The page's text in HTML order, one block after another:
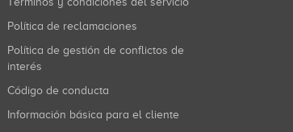
Política de reclamaciones
Política de gestión de conflictos de
interés
Código de conducta
Información básica para el cliente